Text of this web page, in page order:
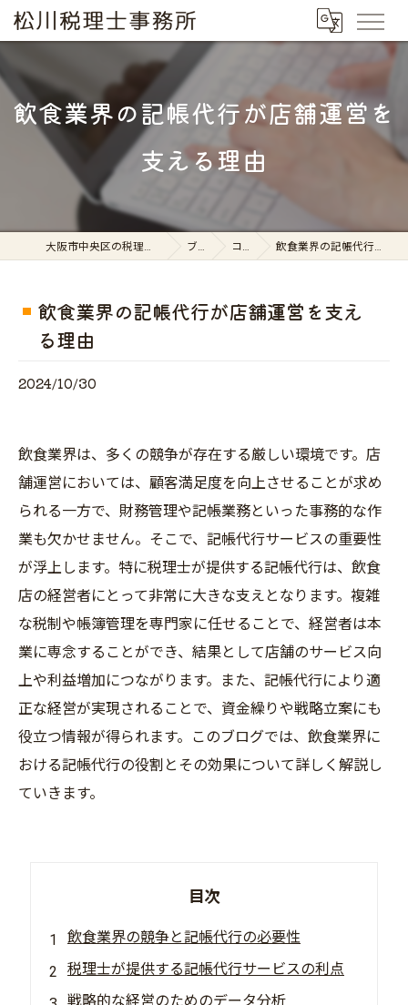
飲食業界の記帳代行が店舗運営を
支える理由
大阪市中央区の税理士なら松川税理士事務所 ブログ コラム 飲食業界の記帳代行が店舗運営を支える理由
飲食業界の記帳代行が店舗運営を支え
る理由
2024/10/30
飲食業界は、多くの競争が存在する厳しい環境です。店
舗運営においては、顧客満足度を向上させることが求め
られる一方で、財務管理や記帳業務といった事務的な作
業も欠かせません。そこで、記帳代行サービスの重要性
が浮上します。特に税理士が提供する記帳代行は、飲食
店の経営者にとって非常に大きな支えとなります。複雑
な税制や帳簿管理を専門家に任せることで、経営者は本
業に専念することができ、結果として店舗のサービス向
上や利益増加につながります。また、記帳代行により適
正な経営が実現されることで、資金繰りや戦略立案にも
役立つ情報が得られます。このブログでは、飲食業界に
おける記帳代行の役割とその効果について詳しく解説し
ていきます。
目次
飲食業界の競争と記帳代行の必要性
税理士が提供する記帳代行サービスの利点
戦略的な経営のためのデータ分析